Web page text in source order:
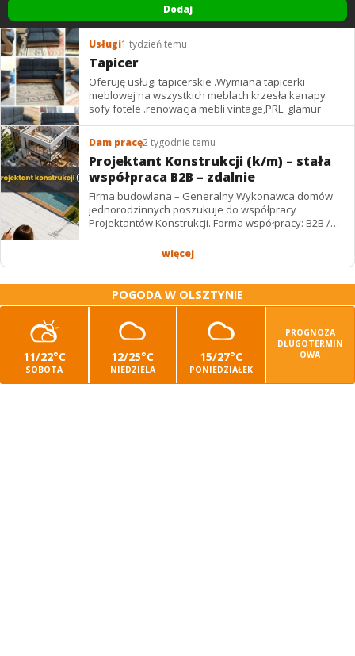
Dodaj
Usługi1 tydzień temu
Tapicer
Oferuję usługi tapicerskie .Wymiana tapicerki
meblowej na wszystkich meblach krzesła kanapy
sofy fotele .renowacja mebli vintage,PRL. glamur
Dam pracę2 tygodnie temu
Projektant Konstrukcji (k/m) – stała
współpraca B2B – zdalnie
Firma budowlana – Generalny Wykonawca domów
jednorodzinnych poszukuje do współpracy
Projektantów Konstrukcji. Forma współpracy: B2B /
podwykonawstwo – zdalnie. Wynagrodzenie: ✔
więcej
POGODA W OLSZTYNIE
11/22°C
SOBOTA
12/25°C
NIEDZIELA
15/27°C
PONIEDZIAŁEK
PROGNOZA
DŁUGOTERMIN
OWA